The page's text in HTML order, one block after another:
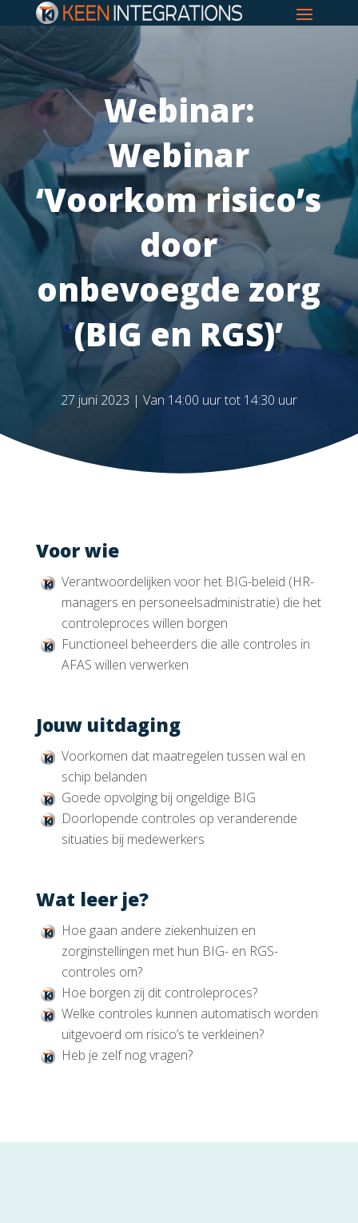
Webinar:
Webinar
‘Voorkom risico’s
door
onbevoegde zorg
(BIG en RGS)’
27 juni 2023 | Van 14:00 uur tot 14:30 uur
Voor wie
Verantwoordelijken voor het BIG-beleid (HR-
managers en personeelsadministratie) die het
controleproces willen borgen
Functioneel beheerders die alle controles in
AFAS willen verwerken
Jouw uitdaging
Voorkomen dat maatregelen tussen wal en
schip belanden
Goede opvolging bij ongeldige BIG
Doorlopende controles op veranderende
situaties bij medewerkers
Wat leer je?
Hoe gaan andere ziekenhuizen en
zorginstellingen met hun BIG- en RGS-
controles om?
Hoe borgen zij dit controleproces?
Welke controles kunnen automatisch worden
uitgevoerd om risico’s te verkleinen?
Heb je zelf nog vragen?